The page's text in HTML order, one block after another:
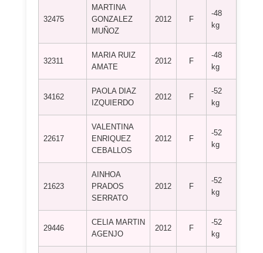
32475
MARTINA
GONZALEZ
MUÑOZ
2012 F
-48
kg
32311
MARIA RUIZ
AMATE
2012 F
-48
kg
34162
PAOLA DIAZ
IZQUIERDO
2012 F
-52
kg
22617
VALENTINA
ENRIQUEZ
CEBALLOS
2012 F
-52
kg
21623
AINHOA
PRADOS
SERRATO
2012 F
-52
kg
29446
CELIA MARTIN
AGENJO
2012 F
-52
kg